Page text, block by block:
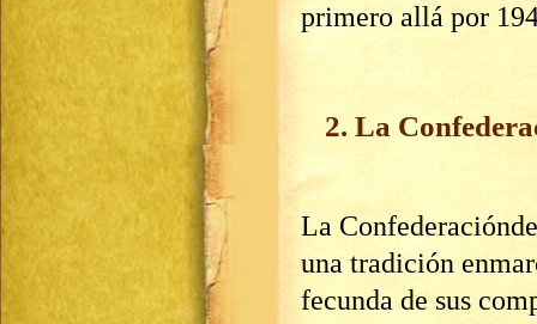
primero allá por
2. La
La
una tradición
fecunda de sus